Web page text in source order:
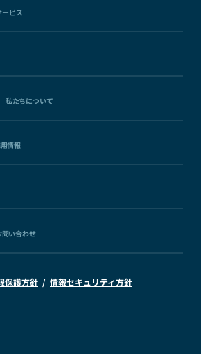
ービス
私たちについて
情報
問い合わせ
保護方針 情報セキュリティ方針